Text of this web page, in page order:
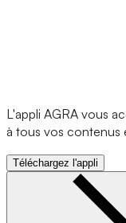
L'appli AGRA vous
à tous vos contenus
Téléchargez l'appli